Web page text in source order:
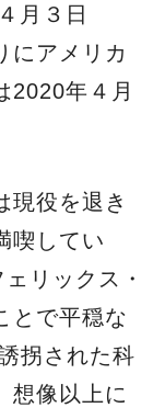
月３日
にアメリカ
2020年４月
現役を退き
喫してい
リックス・
とで平穏な
拐された科
想像以上に